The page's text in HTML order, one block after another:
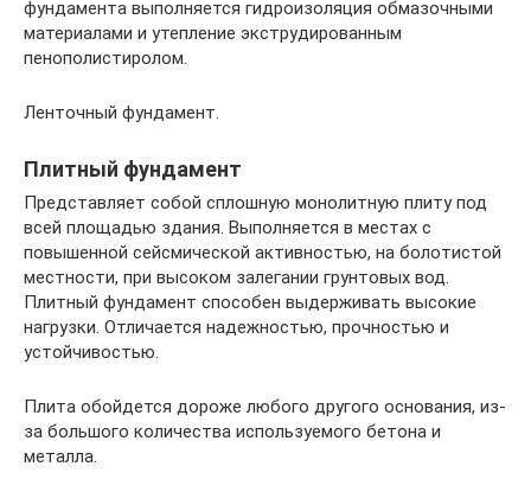
фундамента выполняется гидроизоляция обмазочными
материалами и утепление экструдированным
пенополистиролом.
Ленточный фундамент.
Плитный фундамент
Представляет собой сплошную монолитную плиту под
всей площадью здания. Выполняется в местах с
повышенной сейсмической активностью, на болотистой
местности, при высоком залегании грунтовых вод.
Плитный фундамент способен выдерживать высокие
нагрузки. Отличается надежностью, прочностью и
устойчивостью.
Плита обойдется дороже любого другого основания, из-
за большого количества используемого бетона и
металла.